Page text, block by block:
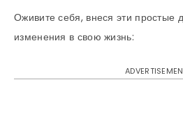
Оживите себя, внеся эти простые
изменения в свою жизнь: